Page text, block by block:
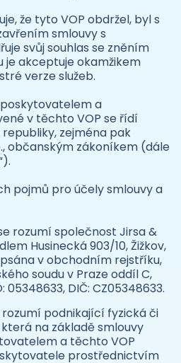
že tyto VOP obdržel, byl s
smlouvy s
svůj souhlas se zněním
je akceptuje okamžikem
verze služeb.
poskytovatelem a
v těchto VOP se řídí
zejména pak
občanským zákoníkem (dále
pojmů pro účely smlouvy a
rozumí společnost Jirsa &
Husinecká 903/10, Žižkov,
v obchodním rejstříku,
soudu v Praze oddíl C,
05348633, DIČ: CZ05348633.
podnikající fyzická či
na základě smlouvy
a těchto VOP
prostřednictvím